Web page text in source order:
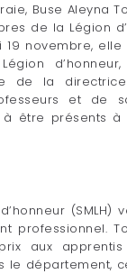
Buse Aleyna
de la Légion
19 novembre,
de la
et de
être présents à
(SMLH)
professionnel.
aux apprentis
le département,